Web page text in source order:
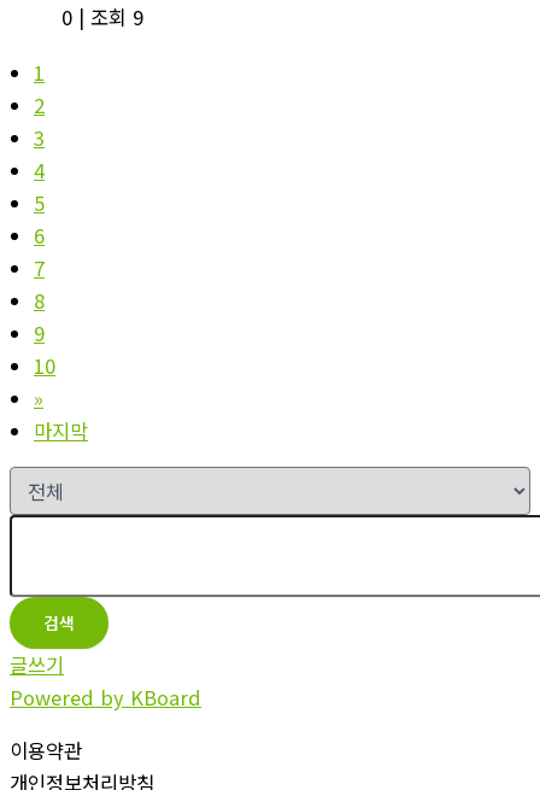
0 | 조회 9
1
2
3
4
5
6
7
8
9
10
»
마지막
검색
글쓰기
Powered by KBoard
이용약관
개인정보처리방침